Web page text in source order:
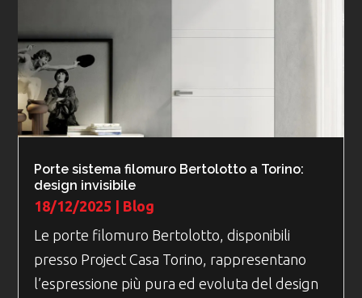
Porte sistema filomuro Bertolotto a Torino:
design invisibile
18/12/2025 | Blog
Le porte filomuro Bertolotto, disponibili
presso Project Casa Torino, rappresentano
l’espressione più pura ed evoluta del design